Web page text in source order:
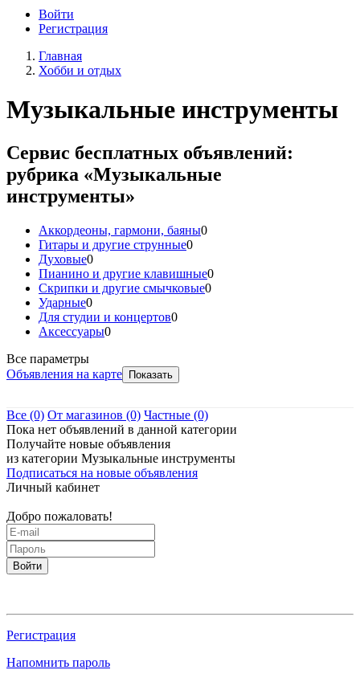
Войти
Регистрация
Главная
Хобби и отдых
Музыкальные инструменты
Сервис бесплатных объявлений:
рубрика «Музыкальные
инструменты»
Аккордеоны, гармони, баяны0
Гитары и другие струнные0
Духовые0
Пианино и другие клавишные0
Скрипки и другие смычковые0
Ударные0
Для студии и концертов0
Аксессуары0
Все параметры
Объявления на карте
Все (0) От магазинов (0) Частные (0)
Пока нет объявлений в данной категории
Получайте новые объявления
из категории Музыкальные инструменты
Подписаться на новые объявления
Личный кабинет
Добро пожаловать!
Войти
Регистрация
Напомнить пароль